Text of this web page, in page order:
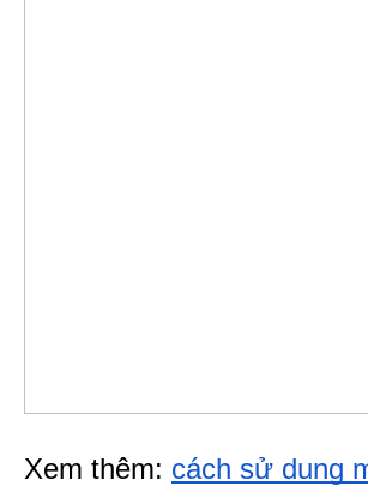
Xem thêm: cách sử dụng